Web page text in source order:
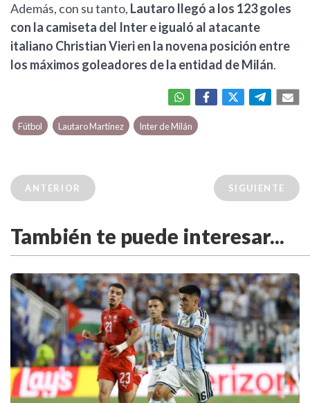
Además, con su tanto, Lautaro llegó a los 123 goles
con la camiseta del Inter e igualó al atacante
italiano Christian Vieri en la novena posición entre
los máximos goleadores de la entidad de Milán.
Fútbol Lautaro Martínez Inter de Milán
ANTERIOR SIGUIENTE
También te puede interesar...